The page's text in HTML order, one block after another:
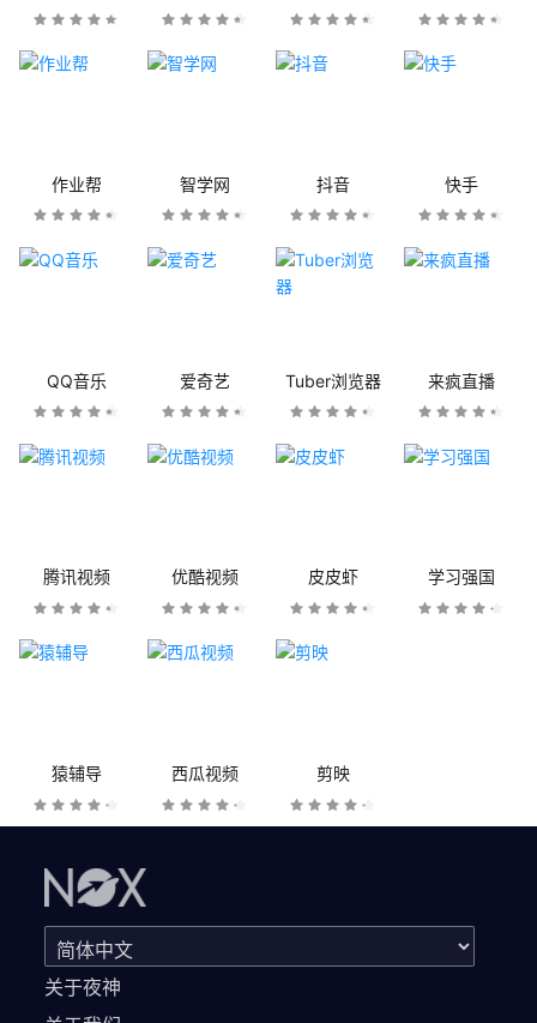
作业帮 智学网 抖音 快手
QQ音乐 爱奇艺 Tuber浏览器 来疯直播
腾讯视频 优酷视频 皮皮虾 学习强国
猿辅导 西瓜视频 剪映
关于夜神